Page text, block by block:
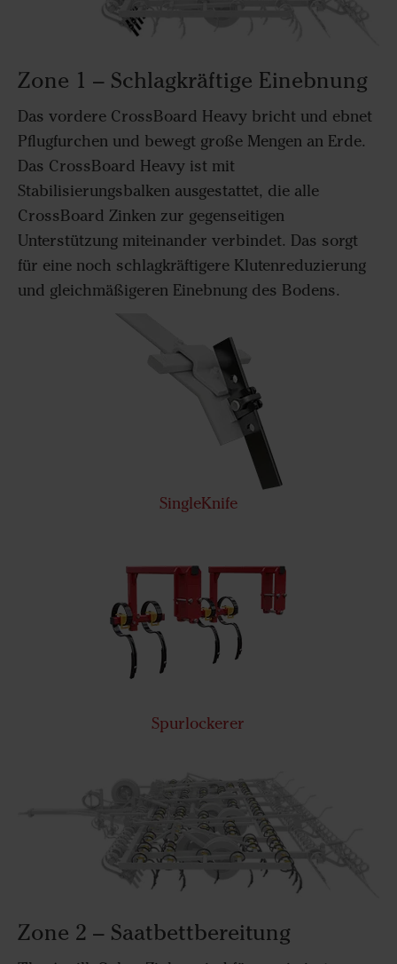
Zone 1 – Schlagkräftige Einebnung
Das vordere CrossBoard Heavy bricht und ebnet
Pflugfurchen und bewegt große Mengen an Erde.
Das CrossBoard Heavy ist mit
Stabilisierungsbalken ausgestattet, die alle
CrossBoard Zinken zur gegenseitigen
Unterstützung miteinander verbindet. Das sorgt
für eine noch schlagkräftigere Klutenreduzierung
und gleichmäßigeren Einebnung des Bodens.
SingleKnife
Spurlockerer
Zone 2 – Saatbettbereitung